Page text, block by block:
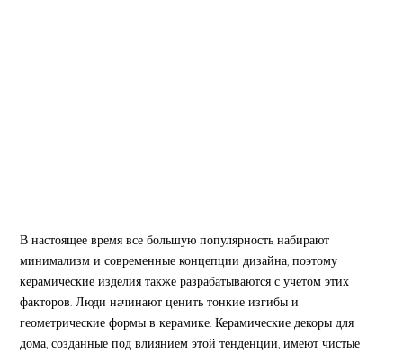
В настоящее время все большую популярность набирают
минимализм и современные концепции дизайна, поэтому
керамические изделия также разрабатываются с учетом этих
факторов. Люди начинают ценить тонкие изгибы и
геометрические формы в керамике. Керамические декоры для
дома, созданные под влиянием этой тенденции, имеют чистые